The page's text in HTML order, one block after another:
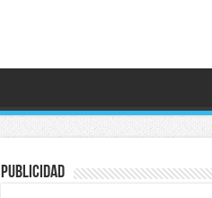
Publicidad